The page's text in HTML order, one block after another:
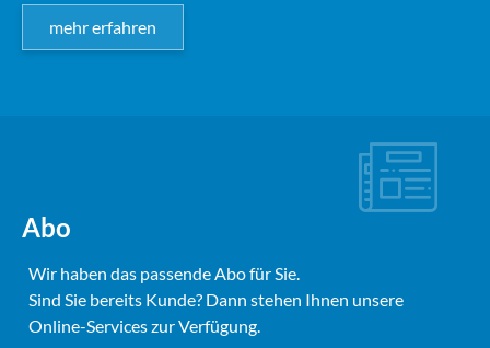
mehr erfahren
Abo
Wir haben das passende Abo für Sie.
Sind Sie bereits Kunde? Dann stehen Ihnen unsere
Online-Services zur Verfügung.